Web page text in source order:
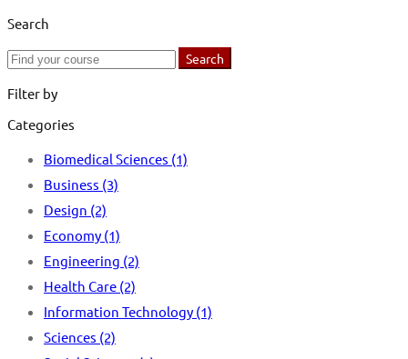
Search
Search
Search
Filter by
Categories
Biomedical Sciences (1)
Business (3)
Design (2)
Economy (1)
Engineering (2)
Health Care (2)
Information Technology (1)
Sciences (2)